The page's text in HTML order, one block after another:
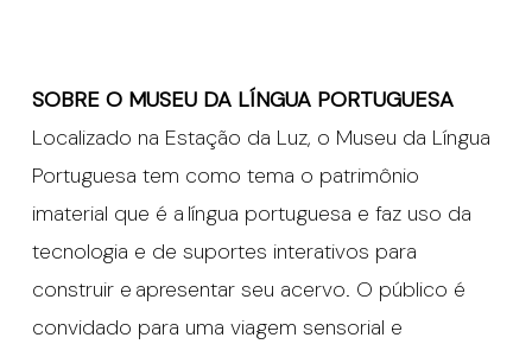
SOBRE O MUSEU DA LÍNGUA PORTUGUESA
Localizado na Estação da Luz, o Museu da Língua
Portuguesa tem como tema o patrimônio
imaterial que é a língua portuguesa e faz uso da
tecnologia e de suportes interativos para
construir e apresentar seu acervo. O público é
convidado para uma viagem sensorial e